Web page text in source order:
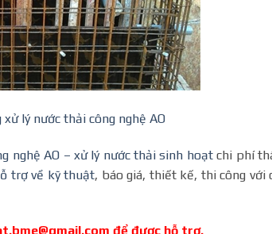
lý nước thải công nghệ AO
nghệ AO – xử lý nước thải sinh hoạtchi phí
trợ về kỹ thuật, báo giá, thiết kế, thi công với
để được hỗ trợ.